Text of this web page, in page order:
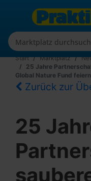
Start Marktplatz
25 Jahre
Global Nature Fund
Zurück zur
25